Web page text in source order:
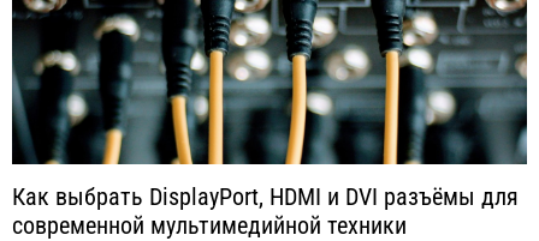
Как выбрать DisplayPort, HDMI и DVI разъёмы для
современной мультимедийной техники